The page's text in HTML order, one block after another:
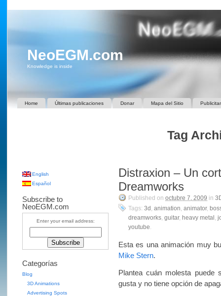
NeoEGM.com
Knowledge is inside
Home Últimas publicaciones Donar Mapa del Sitio
Tag
Distraxion – Un
Dreamworks
Published on octubre 7, 2009 in
Tags: 3d , animation, animator,
dreamworks, guitar, heavy metal ,
youtube.
Esta es una animación muy
Mike Stern.
Plantea cuán molesta puede
gusta y no tiene opción de
English
Español
Subscribe to
NeoEGM.com
Enter your email address:
Categorías
Blog
3D Animations
Advertising Spots